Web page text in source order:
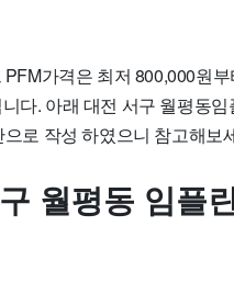
가격은 최저 800,000원
다. 아래 대전 서구 월평동
로 작성 하였으니 참고해보
월평동 임플